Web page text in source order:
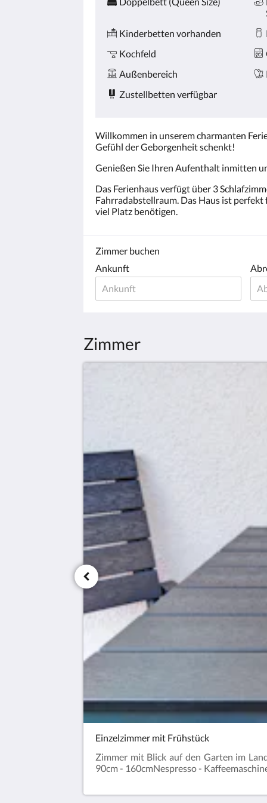
Kinderbetten vorhanden
Kochfeld
Außenbereich
Zustellbetten verfügbar
Willkommen in unserem charmanten
Gefühl der Geborgenheit schenkt!
Genießen Sie Ihren Aufenthalt inmitten
Das Ferienhaus verfügt über 3
Fahrradabstellraum. Das Haus ist
viel Platz benötigen.
Zimmer buchen
Ankunft
Zimmer
Einzelzimmer mit Frühstück
Zimmer mit Blick auf den Garten im
90cm - 160cmNespresso -